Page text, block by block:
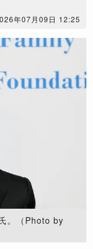
年07月09日 12:25
。（Photo by